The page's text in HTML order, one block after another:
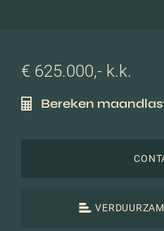
€ 625.000,- k.k.
Bereken